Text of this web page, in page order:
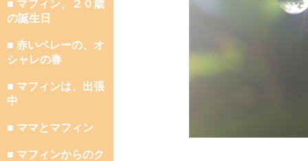
■ マフィン、２０歳
の誕生日
■ 赤いベレーの、オ
シャレの春
■ マフィンは、出張
中
■ ママとマフィン
■ マフィンからのク